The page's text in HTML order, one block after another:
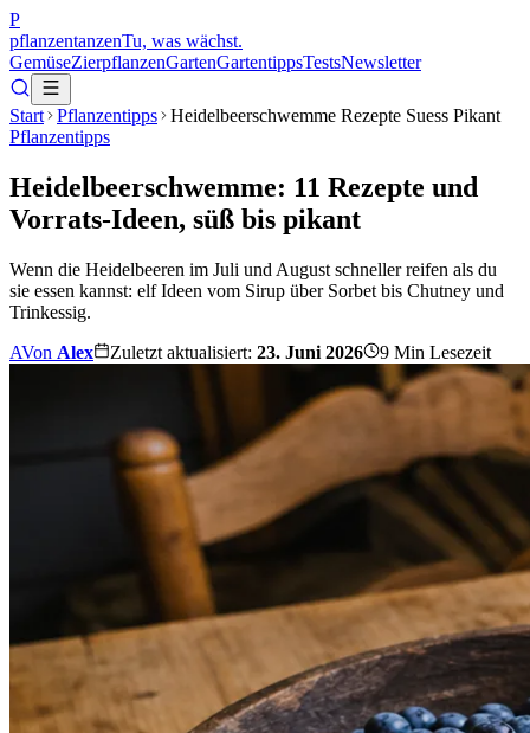
P
pflanzentanzenTu, was wächst.
GemüseZierpflanzenGartenGartentippsTestsNewsletter
Start Pflanzentipps
Heidelbeerschwemme Rezepte Suess Pikant
Pflanzentipps
Heidelbeerschwemme: 11 Rezepte und
Vorrats-Ideen, süß bis pikant
Wenn die Heidelbeeren im Juli und August schneller reifen als du
sie essen kannst: elf Ideen vom Sirup über Sorbet bis Chutney und
Trinkessig.
AVon Alex Zuletzt aktualisiert: 23. Juni 2026 9 Min Lesezeit